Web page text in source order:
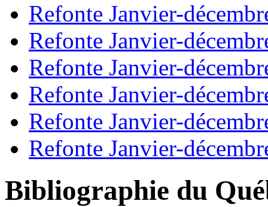
Refonte Janvier-
Refonte Janvier-
Refonte Janvier-
Refonte Janvier-
Refonte Janvier-
Refonte Janvier-
Bibliographie du